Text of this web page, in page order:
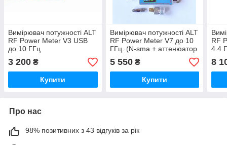
Вимірювач потужності ALT
RF Power Meter V3 USB
до 10 ГГц
3 200 ₴
Купити
Вимірювач потужності ALT
RF Power Meter V7 до 10
ГГц. (N-sma + аттенюатор
2 Вт)
5 550₴
Купити
RF
4.4
8
Про нас
98% позитивних з 43 відгуків за рік